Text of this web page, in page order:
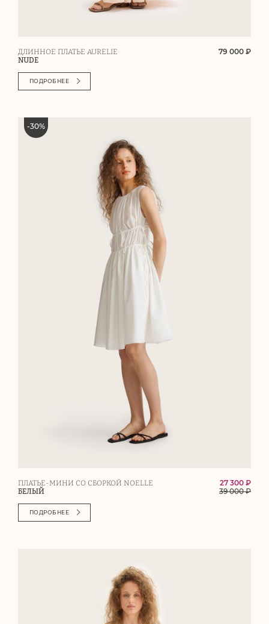
ДЛИННОЕ ПЛАТЬЕ AURELIE
NUDE
79 000 ₽
ПОДРОБНЕЕ
-30%
ПЛАТЬЕ-МИНИ СО СБОРКОЙ NOELLE
БЕЛЫЙ
27 300 ₽
39 000₽
ПОДРОБНЕЕ